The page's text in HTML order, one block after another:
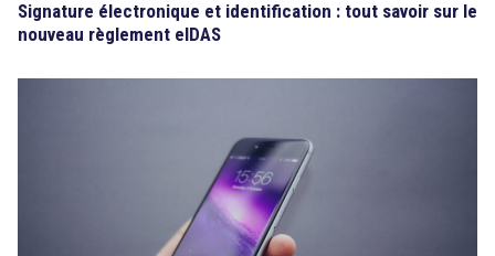
Signature électronique et identification : tout savoir sur le
nouveau règlement eIDAS